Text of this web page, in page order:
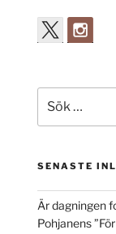
efter:
SENASTE
Är dagningen
Pohjanens